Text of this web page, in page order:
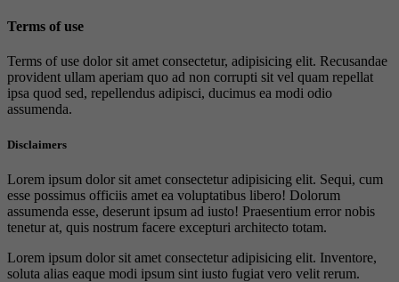
Terms of use
Terms of use dolor sit amet consectetur, adipisicing elit. Recusandae
provident ullam aperiam quo ad non corrupti sit vel quam repellat
ipsa quod sed, repellendus adipisci, ducimus ea modi odio
assumenda.
Disclaimers
Lorem ipsum dolor sit amet consectetur adipisicing elit. Sequi, cum
esse possimus officiis amet ea voluptatibus libero! Dolorum
assumenda esse, deserunt ipsum ad iusto! Praesentium error nobis
tenetur at, quis nostrum facere excepturi architecto totam.
Lorem ipsum dolor sit amet consectetur adipisicing elit. Inventore,
soluta alias eaque modi ipsum sint iusto fugiat vero velit rerum.